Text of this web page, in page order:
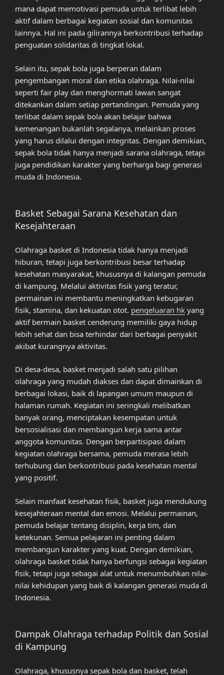
mana dapat memotivasi pemuda untuk terlibat lebih
aktif dalam berbagai kegiatan sosial dan komunitas
lainnya. Hal ini pada gilirannya berkontribusi terhadap
penguatan solidaritas di tingkat lokal.
Selain itu, sepak bola juga berperan dalam
pengembangan moral dan etika olahraga. Nilai-nilai
seperti fair play dan menghormati lawan sangat
ditekankan dalam setiap pertandingan. Pemuda yang
terlibat dalam sepak bola akan belajar bahwa
kemenangan bukanlah segalanya, melainkan proses
yang harus dilalui dengan integritas. Dengan demikian,
sepak bola tidak hanya menjadi sarana olahraga, tetapi
juga pendidikan karakter yang berharga bagi generasi
muda di Indonesia.
Basket Sebagai Sarana Kesehatan dan
Kesejahteraan
Olahraga basket di Indonesia tidak hanya menjadi
hiburan, tetapi juga berkontribusi besar terhadap
kesehatan masyarakat, khususnya di kalangan pemuda
di kampung. Melalui aktivitas fisik yang teratur,
permainan ini membantu meningkatkan kebugaran
fisik, stamina, dan kekuatan otot. pengeluaran hk yang
aktif bermain basket cenderung memiliki gaya hidup
lebih sehat dan bisa terhindar dari berbagai penyakit
akibat kurangnya aktivitas.
Di desa-desa, basket menjadi salah satu pilihan
olahraga yang mudah diakses dan dapat dimainkan di
berbagai lokasi, baik di lapangan umum maupun di
halaman rumah. Kegiatan ini seringkali melibatkan
banyak orang, menciptakan kesempatan untuk
bersosialisasi dan membangun kerja sama antar
anggota komunitas. Dengan berpartisipasi dalam
kegiatan olahraga bersama, pemuda merasa lebih
terhubung dan berkontribusi pada kesehatan mental
yang positif.
Selain manfaat kesehatan fisik, basket juga mendukung
kesejahteraan mental dan emosi. Melalui permainan,
pemuda belajar tentang disiplin, kerja tim, dan
ketekunan. Semua pelajaran ini penting dalam
membangun karakter yang kuat. Dengan demikian,
olahraga basket tidak hanya berfungsi sebagai kegiatan
fisik, tetapi juga sebagai alat untuk menumbuhkan nilai-
nilai kehidupan yang baik di kalangan generasi muda di
Indonesia.
Dampak Olahraga terhadap Politik dan Sosial
di Kampung
Olahraga, khususnya sepak bola dan basket, telah